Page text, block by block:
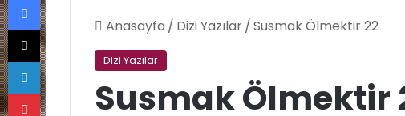
Anasayfa / Dizi Yazılar/Susmak Ölmektir 22
Dizi Yazılar
Susmak Ölmektir
X
LinkedIn
Pinterest